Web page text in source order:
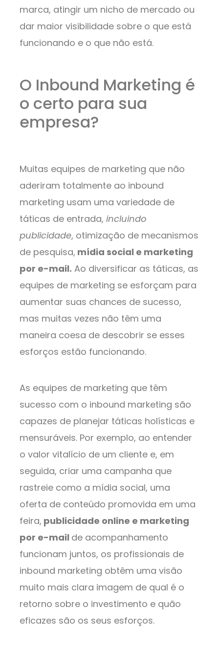
marca, atingir um nicho de mercado ou
dar maior visibilidade sobre o que está
funcionando e o que não está.
O Inbound Marketing é
o certo para sua
empresa?
Muitas equipes de marketing que não
aderiram totalmente ao inbound
marketing usam uma variedade de
táticas de entrada, incluindo
publicidade, otimização de mecanismos
de pesquisa, mídia social e marketing
por e-mail. Ao diversificar as táticas, as
equipes de marketing se esforçam para
aumentar suas chances de sucesso,
mas muitas vezes não têm uma
maneira coesa de descobrir se esses
esforços estão funcionando.
As equipes de marketing que têm
sucesso com o inbound marketing são
capazes de planejar táticas holísticas e
mensuráveis. Por exemplo, ao entender
o valor vitalício de um cliente e, em
seguida, criar uma campanha que
rastreie como a mídia social, uma
oferta de conteúdo promovida em uma
feira, publicidade online e marketing
por e-mail de acompanhamento
funcionam juntos, os profissionais de
inbound marketing obtêm uma visão
muito mais clara imagem de qual é o
retorno sobre o investimento e quão
eficazes são os seus esforços.